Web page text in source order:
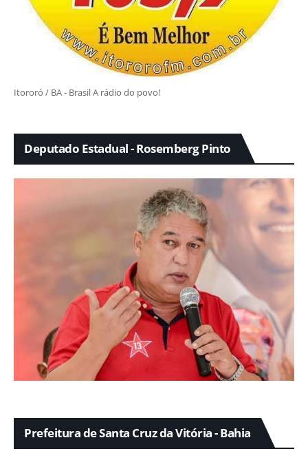
Itororó / BA - Brasil A rádio do povo!
Deputado Estadual - Rosemberg Pinto
Prefeitura de Santa Cruz da Vitória - Bahia